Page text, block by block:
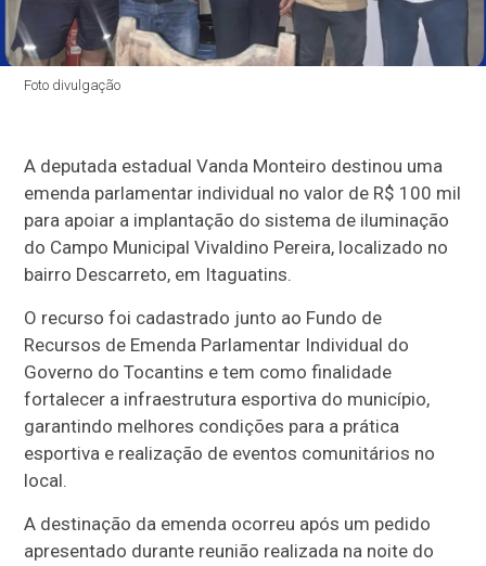
Foto divulgação
A deputada estadual Vanda Monteiro destinou uma
emenda parlamentar individual no valor de R$ 100 mil
para apoiar a implantação do sistema de iluminação
do Campo Municipal Vivaldino Pereira, localizado no
bairro Descarreto, em Itaguatins.
O recurso foi cadastrado junto ao Fundo de
Recursos de Emenda Parlamentar Individual do
Governo do Tocantins e tem como finalidade
fortalecer a infraestrutura esportiva do município,
garantindo melhores condições para a prática
esportiva e realização de eventos comunitários no
local.
A destinação da emenda ocorreu após um pedido
apresentado durante reunião realizada na noite do